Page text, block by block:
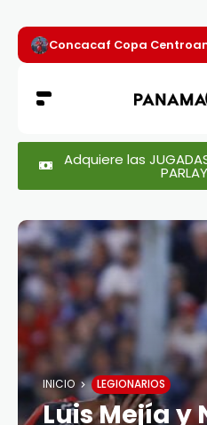
Concacaf Copa
Adquiere las
INICIO LEGIONARIOS
Luis Mejía y